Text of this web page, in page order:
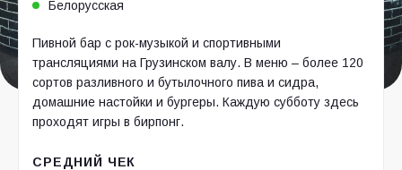
Белорусская
Пивной бар с рок-музыкой и спортивными
трансляциями на Грузинском валу. В меню – более 120
сортов разливного и бутылочного пива и сидра,
домашние настойки и бургеры. Каждую субботу здесь
проходят игры в бирпонг.
СРЕДНИЙ ЧЕК